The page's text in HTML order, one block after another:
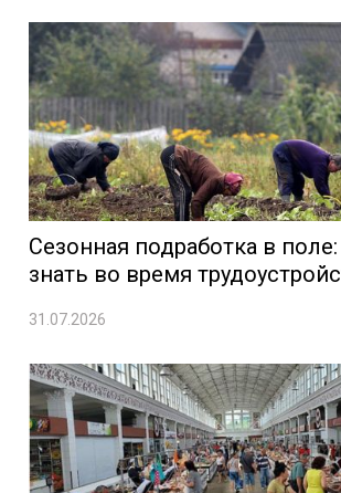
Сезонная подработка в
знать во время
31.07.2026